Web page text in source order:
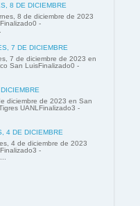
8 DE DICIEMBRE
8 de diciembre de 2023
-
7 DE DICIEMBRE
7 de diciembre de 2023 en
San LuisFinalizado0 -
diciembre de 2023 en San
UANLFinalizado3 -
4 DE DICIEMBRE
4 de diciembre de 2023
-